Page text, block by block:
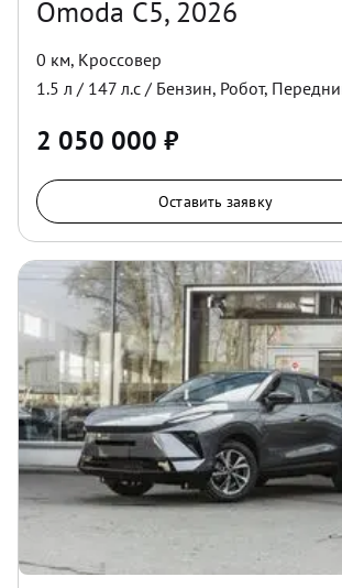
Omoda C5, 2026
0 км, Кроссовер
1.5 л / 147 л.с / Бензин, Робот,
2 050 000 ₽
Оставить заявку